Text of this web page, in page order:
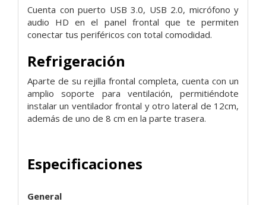
Cuenta con puerto USB 3.0, USB 2.0, micrófono y
audio HD en el panel frontal que te permiten
conectar tus periféricos con total comodidad.
Refrigeración
Aparte de su rejilla frontal completa, cuenta con un
amplio soporte para ventilación, permitiéndote
instalar un ventilador frontal y otro lateral de 12cm,
además de uno de 8 cm en la parte trasera.
Especificaciones
General